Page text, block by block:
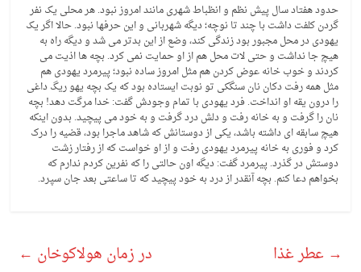
حدود هفتاد سال پیش نظم و انظباط شهری مانند امروز نبود. هر محلی یک نفر
گردن کلفت داشت با چند تا نوچه؛ دیگه شهربانی و این حرفها نبود. حالا اگر یک
یهودی در محل مجبور بود زندگی کند، وضع از این بدتر می شد و دیگه راه به
هیچ جا نداشت و حتی لات محل هم از او حمایت نمی کرد. بچه ها اذیت می
کردند و خوب خانه عوض کردن هم مثل امروز ساده نبود؛ پیرمرد یهودی هم
مثل همه رفت دکان نان سنگکی تو نوبت ایستاده بود که یک بچه یهو ریگ داغی
را درون یقه او انداخت. فرد یهودی با تمام وجودش گفت: خدا مرگت دهد! بچه
نان را گرفت و به خانه رفت و دلش درد گرفت و به خود می پیچید. بدون اینکه
هیچ سابقه ای داشته باشد، یکی از دوستانش که شاهد ماجرا بود، قضیه را درک
کرد و فوری به خانه پیرمرد یهودی رفت و از او خواست که از رفتار زشت
دوستش در گذرد. پیرمرد گفت: دیگه اون حالتی را که نفرین کردم ندارم که
بخواهم دعا کنم. بچه آنقدر از درد به خود پیچید که تا ساعتی بعد جان سپرد.
→ عطر غذا در زمان هولاکوخان ←